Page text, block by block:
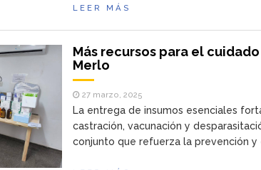
LEER MÁS
Más recursos para el
Merlo
27 marzo, 2025
La entrega de insumos esenciales
castración, vacunación y
conjunto que refuerza la prevención y